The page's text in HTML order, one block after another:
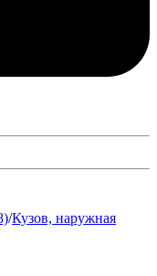
/Кузов, наружная